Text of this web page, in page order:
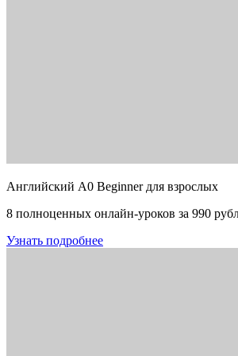
Английский A0 Beginner для взрослых
8 полноценных онлайн-уроков за 990
Узнать подробнее